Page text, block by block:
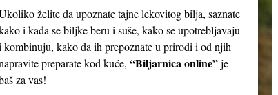
želite da upoznate tajne lekovitog bilja, saznate
i kada se biljke beru i suše, kako se upotrebljavaju
kombinuju, kako da ih prepoznate u prirodi i od njih
preparate kod kuće, “Biljarnica online”je
za vas!